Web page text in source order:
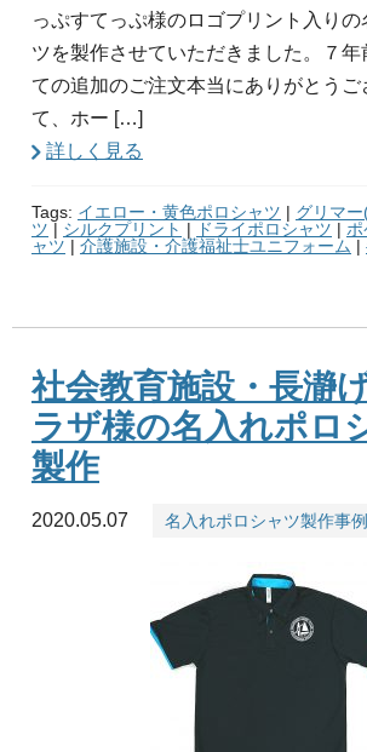
っぷすてっぷ様のロゴプリント入りの
ツを製作させていただきました。７年
ての追加のご注文本当にありがとうご
て、ホー […]
詳しく見る
Tags: イエロー・黄色ポロシャツ | グリマ
ツ | シルクプリント | ドライポロシャツ |
ャツ | 介護施設・介護福祉士ユニフォーム |
社会教育施設・長瀞
ラザ様の名入れポロ
製作
2020.05.07 名入れポロシャツ製作事例